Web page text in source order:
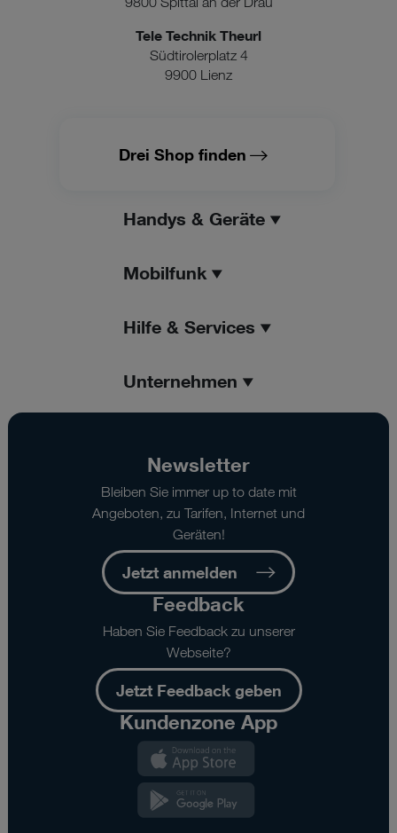
Tele Technik Theurl
Südtirolerplatz 4
9900 Lienz
Drei Shop finden
Handys & Geräte
Mobilfunk
Hilfe & Services
Unternehmen
Newsletter
Bleiben Sie immer up to date mit
Angeboten, zu Tarifen, Internet und
Geräten!
Jetzt anmelden
Feedback
Haben Sie Feedback zu unserer
Webseite?
Jetzt Feedback geben
Kundenzone App